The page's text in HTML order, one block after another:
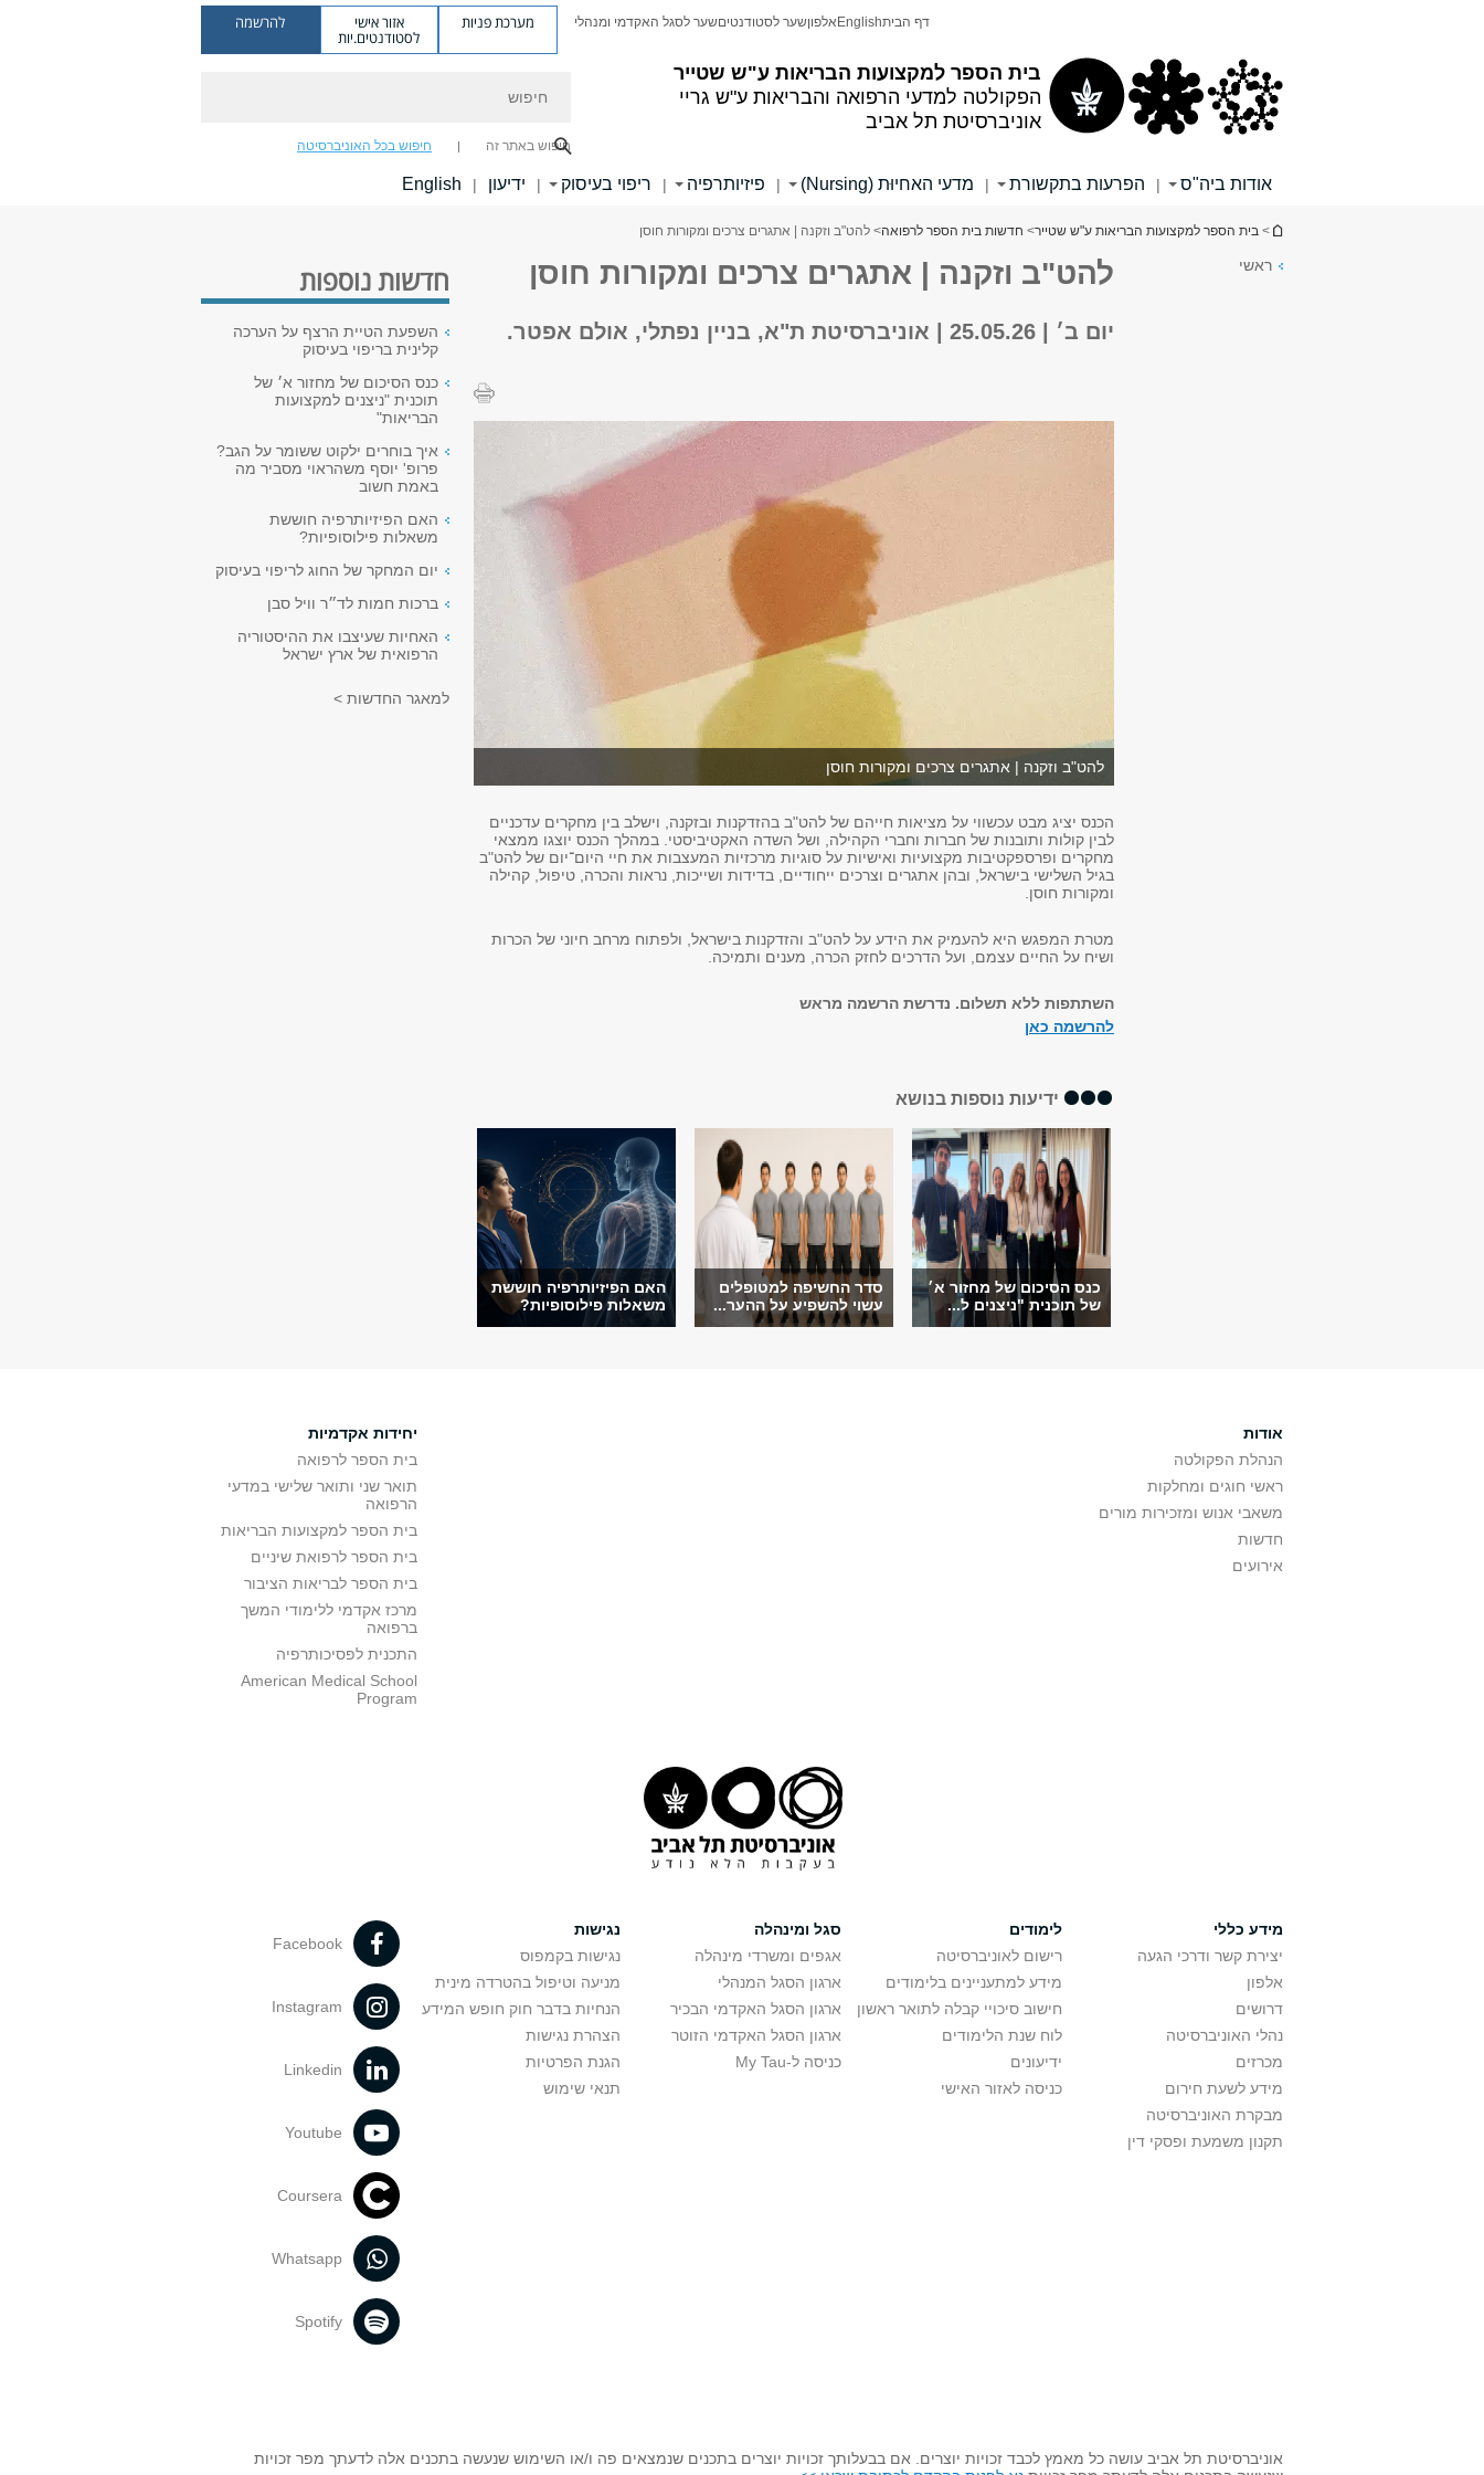
בית הספר למקצועות הבריאות ע"ש שטייר
הפקולטה למדעי הרפואה והבריאות ע"ש גריי
אוניברסיטת תל אביב
דף הביתEnglish אלפוןשער לסטודנטיםשער לסגל האקדמי ומנהלי מערכת פניות אזור אישי
לסטודנטים.יות
להרשמה
חיפוש באתר זה חיפוש בכל האוניברסיטה
אודות ביה"ס | הפרעות בתקשורת | מדעי האחיוּת (Nursing) | פיזיותרפיה | ריפוי בעיסוק | ידיעון |
English
הינך נמצא כאן
> בית הספר למקצועות הבריאות ע"ש שטייר> חדשות בית הספר לרפואה> להט"ב וזקנה | אתגרים צרכים ומקורות חוסן
ראשי להט"ב וזקנה | אתגרים צרכים ומקורות חוסן
יום ב׳ | 25.05.26 | אוניברסיטת ת"א, בניין נפתלי, אולם אפטר.
להט"ב וזקנה | אתגרים צרכים ומקורות חוסן
הכנס יציג מבט עכשווי על מציאות חייהם של להט"ב בהזדקנות ובזקנה, וישלב בין מחקרים עדכניים
לבין קולות ותובנות של חברות וחברי הקהילה, ושל השדה האקטיביסטי. במהלך הכנס יוצגו ממצאי
מחקרים ופרספקטיבות מקצועיות ואישיות על סוגיות מרכזיות המעצבות את חיי היום־יום של להט"ב
בגיל השלישי בישראל, ובהן אתגרים וצרכים ייחודיים, בדידות ושייכות, נראות והכרה, טיפול, קהילה
ומקורות חוסן.
מטרת המפגש היא להעמיק את הידע על להט"ב והזדקנות בישראל, ולפתוח מרחב חיוני של הכרות
ושיח על החיים עצמם, ועל הדרכים לחזק הכרה, מענים ותמיכה.
השתתפות ללא תשלום. נדרשת הרשמה מראש
להרשמה כאן
ידיעות נוספות בנושא
כנס הסיכום של מחזור א׳
של תוכנית "ניצנים ל...
סדר החשיפה למטופלים
עשוי להשפיע על ההער...
האם הפיזיותרפיה חוששת
משאלות פילוסופיות?
חדשות נוספות
השפעת הטיית הרצף על הערכה
קלינית בריפוי בעיסוק
כנס הסיכום של מחזור א׳ של
תוכנית "ניצנים למקצועות
הבריאות"
איך בוחרים ילקוט ששומר על הגב?
פרופ' יוסף משהראוי מסביר מה
באמת חשוב
האם הפיזיותרפיה חוששת
משאלות פילוסופיות?
יום המחקר של החוג לריפוי בעיסוק
ברכות חמות לד״ר וויל סבן
האחיות שעיצבו את ההיסטוריה
הרפואית של ארץ ישראל
למאגר החדשות >
אודות
הנהלת הפקולטה
ראשי חוגים ומחלקות
משאבי אנוש ומזכירות מורים
חדשות
אירועים
יחידות אקדמיות
בית הספר לרפואה
תואר שני ותואר שלישי במדעי
הרפואה
בית הספר למקצועות הבריאות
בית הספר לרפואת שיניים
בית הספר לבריאות הציבור
מרכז אקדמי ללימודי המשך
ברפואה
התכנית לפסיכותרפיה
American Medical School
Program
מידע כללי
יצירת קשר ודרכי הגעה
אלפון
דרושים
נהלי האוניברסיטה
מכרזים
מידע לשעת חירום
מבקרת האוניברסיטה
תקנון משמעת ופסקי דין
לימודים
רישום לאוניברסיטה
מידע למתעניינים בלימודים
חישוב סיכויי קבלה לתואר ראשון
לוח שנת הלימודים
ידיעונים
כניסה לאזור האישי
סגל ומינהלה
אגפים ומשרדי מינהלה
ארגון הסגל המנהלי
ארגון הסגל האקדמי הבכיר
ארגון הסגל האקדמי הזוטר
כניסה ל-My Tau
נגישות
נגישות בקמפוס
מניעה וטיפול בהטרדה מינית
הנחיות בדבר חוק חופש המידע
הצהרת נגישות
הגנת הפרטיות
תנאי שימוש
Facebook
Instagram
Linkedin
Youtube
Coursera
Whatsapp
Spotify
אוניברסיטת תל אביב עושה כל מאמץ לכבד זכויות יוצרים. אם בבעלותך זכויות יוצרים בתכנים שנמצאים פה ו/או השימוש שנעשה בתכנים אלה לדעתך מפר זכויות